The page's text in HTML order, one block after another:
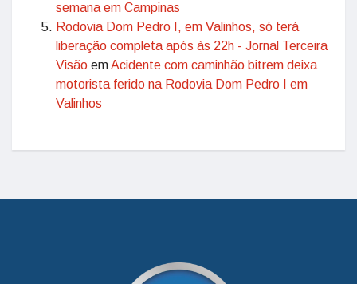
semana em Campinas
Rodovia Dom Pedro I, em Valinhos, só terá
liberação completa após às 22h - Jornal Terceira
Visão emAcidente com caminhão bitrem deixa
motorista ferido na Rodovia Dom Pedro I em
Valinhos